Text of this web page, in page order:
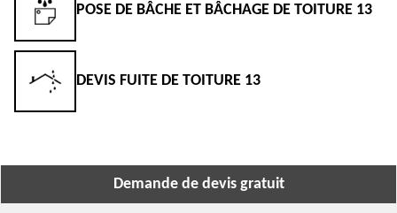
POSE DE BÂCHE ET BÂCHAGE DE TOITURE 13
DEVIS FUITE DE TOITURE 13
Demande de devis gratuit